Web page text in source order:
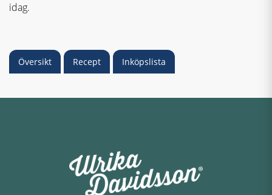
idag.
Översikt Recept Inköpslista